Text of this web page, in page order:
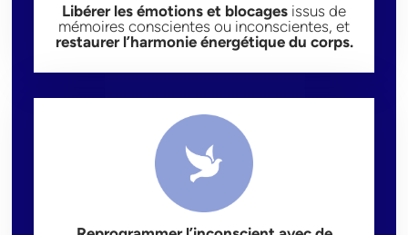
Libérer les émotions et blocages issus de
mémoires conscientes ou inconscientes, et
restaurer l’harmonie énergétique du corps.